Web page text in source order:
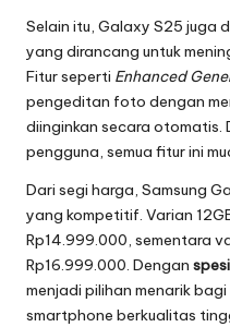
Selain itu, Galaxy S25 juga
yang dirancang untuk
Fitur seperti Enhanced
pengeditan foto dengan
diinginkan secara otomatis.
pengguna, semua fitur ini
Dari segi harga, Samsung
yang kompetitif. Varian
Rp14.999.000, sementara
Rp16.999.000. Dengan
menjadi pilihan menarik
smartphone berkualitas